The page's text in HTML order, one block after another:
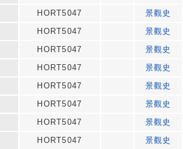
HORT5047
景觀史
HORT5047
景觀史
HORT5047
景觀史
HORT5047
景觀史
HORT5047
景觀史
HORT5047
景觀史
HORT5047
景觀史
HORT5047 景觀史